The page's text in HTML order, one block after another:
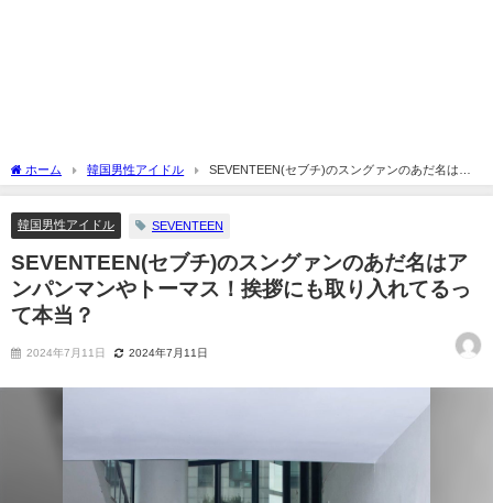
ホーム 韓国男性アイドル
SEVENTEEN(セブチ)のスングァンのあだ名はア
ンパンマンやトーマス！挨拶にも取り入れてるって本当？
韓国男性アイドル SEVENTEEN
SEVENTEEN(セブチ)のスングァンのあだ名はア
ンパンマンやトーマス！挨拶にも取り入れてるっ
て本当？
2024年7月11日 2024年7月11日